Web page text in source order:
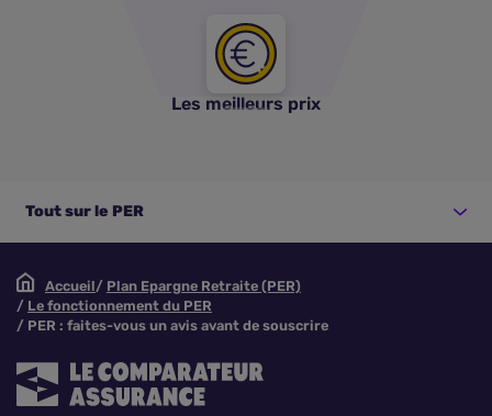
Les meilleurs prix
Tout sur le PER
Accueil
Plan Epargne Retraite (PER)
Le fonctionnement du PER
PER : faites-vous un avis avant de souscrire